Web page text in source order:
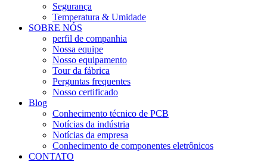
Segurança
Temperatura & Umidade
SOBRE NÓS
perfil de companhia
Nossa equipe
Nosso equipamento
Tour da fábrica
Perguntas frequentes
Nosso certificado
Blog
Conhecimento técnico de PCB
Notícias da indústria
Notícias da empresa
Conhecimento de componentes eletrônicos
CONTATO